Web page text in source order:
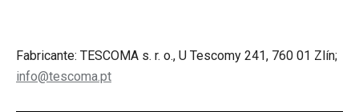
Fabricante: TESCOMA s. r. o., U Tescomy 241, 760 01 Zlín;
info@tescoma.pt